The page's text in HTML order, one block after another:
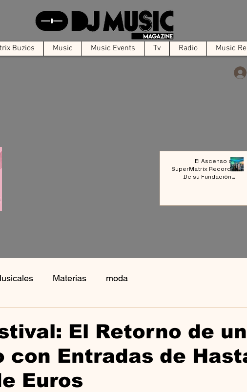
Buzios Music Music Events Tv Radio Music
Materias moda
El Retorno de un
con Entradas de
Euros
El Ascenso de
SuperMatrix Records:
De su Fundación a